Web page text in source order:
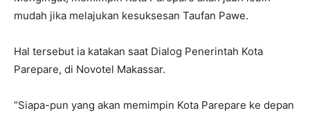
mudah jika melajukan kesuksesan Taufan Pawe.
Hal tersebut ia katakan saat Dialog Penerintah Kota
Parepare, di Novotel Makassar.
“Siapa-pun yang akan memimpin Kota Parepare ke depan